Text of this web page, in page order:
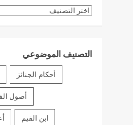
اختر
التصنيف الموضوعي
أحكام الجنائز
أصول
ابن القيم